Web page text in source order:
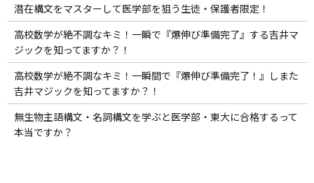
潜在構文をマスターして医学部を狙う生徒・保護者限定！
高校数学が絶不調なキミ！一瞬で『爆伸び準備完了』する吉井マ
ジックを知ってますか？！
高校数学が絶不調なキミ！一瞬間で『爆伸び準備完了！』しまた
吉井マジックを知ってますか？！
無生物主語構文・名詞構文を学ぶと医学部・東大に合格するって
本当ですか？